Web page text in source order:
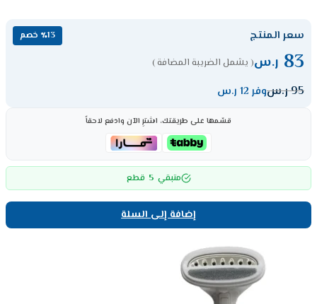
سعر المنتج ٪13 خصم
83 ر.س( يشمل الضريبة المضافة )
95ر.سوفر 12 ر.س
قسّمها على طريقتك، اشترِ الآن وادفع لاحقاً
متبقي 5 قطع
إضافة إلى السلة